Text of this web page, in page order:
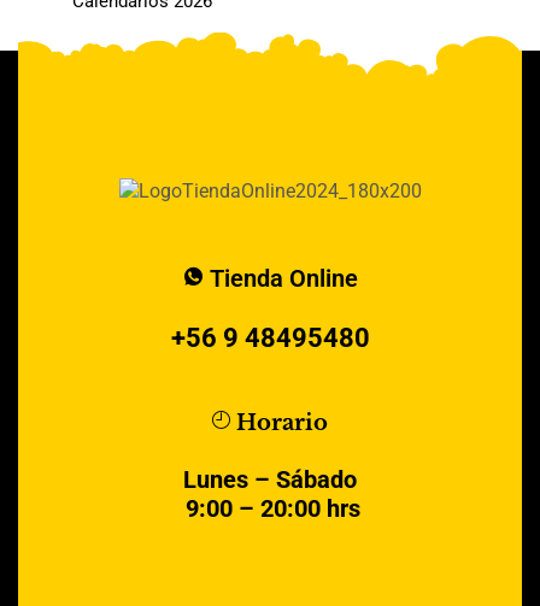
Tienda Online
+56 9 48495480
Horario
Lunes – Sábado
9:00 – 20:00 hrs